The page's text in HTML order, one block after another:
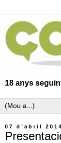
18 anys
07 d’abril 2014